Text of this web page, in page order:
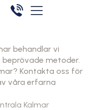
behandlar vi
metoder.
Kontakta oss för
våra erfarna
Kalmar